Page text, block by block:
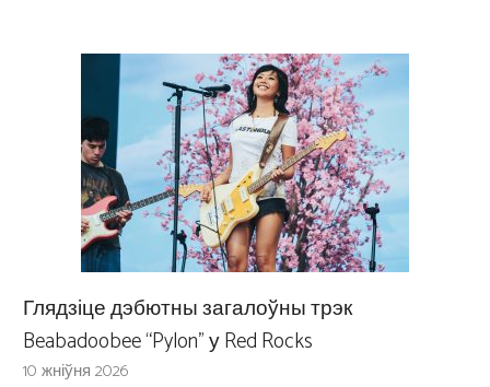
Глядзіце дэбютны загалоўны трэк
Beabadoobee “Pylon” у Red Rocks
10 жніўня 2026